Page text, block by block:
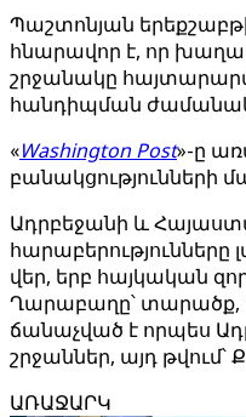
Պաշտոնյան
հնարավոր է, որ
շրջանակը
հանդիպման
«Washington Post»-ը
բանակցությունների
Ադրբեջանի և
հարաբերությունները
վեր, երբ հայկական
Ղարաբաղը՝ տարածք,
ճանաչված է որպես
շրջաններ, այդ թվում՝
ԱՌԱՋԱՐԿ